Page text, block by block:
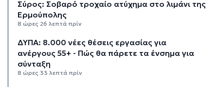
Σύρος: Σοβαρό τροχαίο ατύχημα στο λιμάνι της
Ερμούπολης
8 ώρες 26 λεπτά πρίν
ΔΥΠΑ: 8.000 νέες θέσεις εργασίας για
ανέργους 55+ - Πώς θα πάρετε τα ένσημα για
σύνταξη
8 ώρες 33 λεπτά πρίν